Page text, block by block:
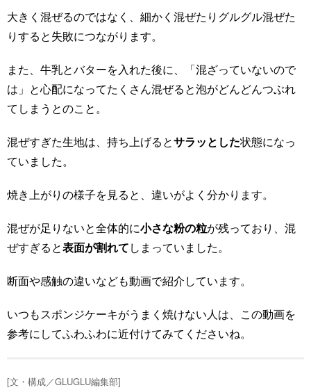
大きく混ぜるのではなく、細かく混ぜたりグルグル混ぜた
りすると失敗につながります。
また、牛乳とバターを入れた後に、「混ざっていないので
は」と心配になってたくさん混ぜると泡がどんどんつぶれ
てしまうとのこと。
混ぜすぎた生地は、持ち上げるとサラッとした状態になっ
ていました。
焼き上がりの様子を見ると、違いがよく分かります。
混ぜが足りないと全体的に小さな粉の粒が残っており、混
ぜすぎると表面が割れてしまっていました。
断面や感触の違いなども動画で紹介しています。
いつもスポンジケーキがうまく焼けない人は、この動画を
参考にしてふわふわに近付けてみてくださいね。
[文・構成／GLUGLU編集部]